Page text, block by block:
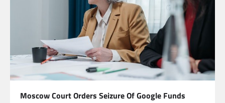
Moscow Court Orders Seizure Of Google Funds